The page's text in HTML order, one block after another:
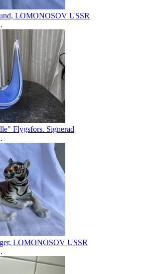
LOMONOSOV USSR
.
Flygsfors. Signerad
.
LOMONOSOV USSR
.